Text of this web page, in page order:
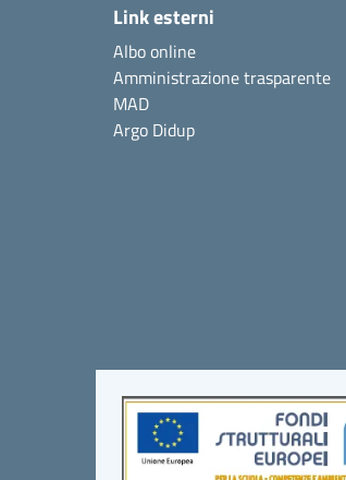
Link esterni
Albo online
Amministrazione trasparente
MAD
Argo Didup